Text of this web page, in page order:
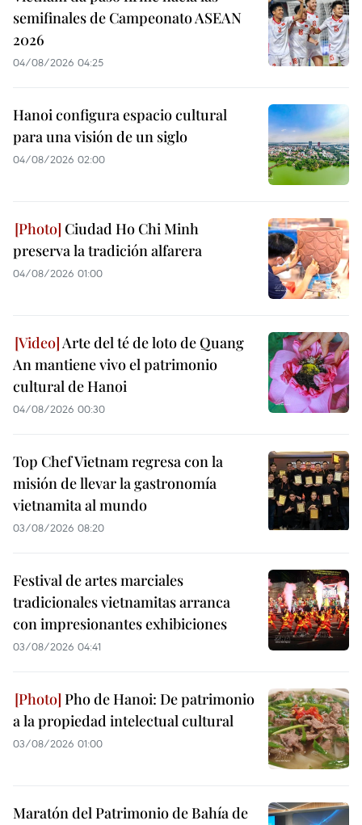
semifinales de Campeonato ASEAN
2026
04/08/2026 04:25
Hanoi configura espacio cultural
para una visión de un siglo
04/08/2026 02:00
Ciudad Ho Chi Minh
preserva la tradición alfarera
04/08/2026 01:00
Arte del té de loto de Quang
An mantiene vivo el patrimonio
cultural de Hanoi
04/08/2026 00:30
Top Chef Vietnam regresa con la
misión de llevar la gastronomía
vietnamita al mundo
03/08/2026 08:20
Festival de artes marciales
tradicionales vietnamitas arranca
con impresionantes exhibiciones
03/08/2026 04:41
Pho de Hanoi: De patrimonio
a la propiedad intelectual cultural
03/08/2026 01:00
Maratón del Patrimonio de Bahía de